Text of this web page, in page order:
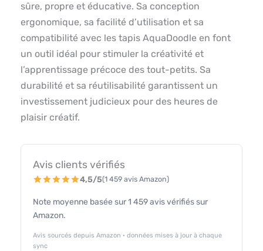
sûre, propre et éducative. Sa conception
ergonomique, sa facilité d’utilisation et sa
compatibilité avec les tapis AquaDoodle en font
un outil idéal pour stimuler la créativité et
l’apprentissage précoce des tout-petits. Sa
durabilité et sa réutilisabilité garantissent un
investissement judicieux pour des heures de
plaisir créatif.
Avis clients vérifiés
4,5/5(1 459 avis Amazon)
Note moyenne basée sur 1 459 avis vérifiés sur
Amazon.
Avis sourcés depuis Amazon · données mises à jour à chaque
sync